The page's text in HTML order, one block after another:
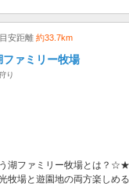
安距離 約33.7km
ァミリー牧場
り
ファミリー牧場とは？
牧場と遊園地の両方楽しめ